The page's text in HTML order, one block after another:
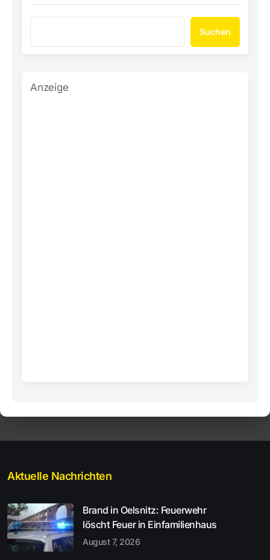
Suchen
Anzeige
Aktuelle Nachrichten
Brand in Oelsnitz: Feuerwehr
löscht Feuer in Einfamilienhaus
August 7, 2026